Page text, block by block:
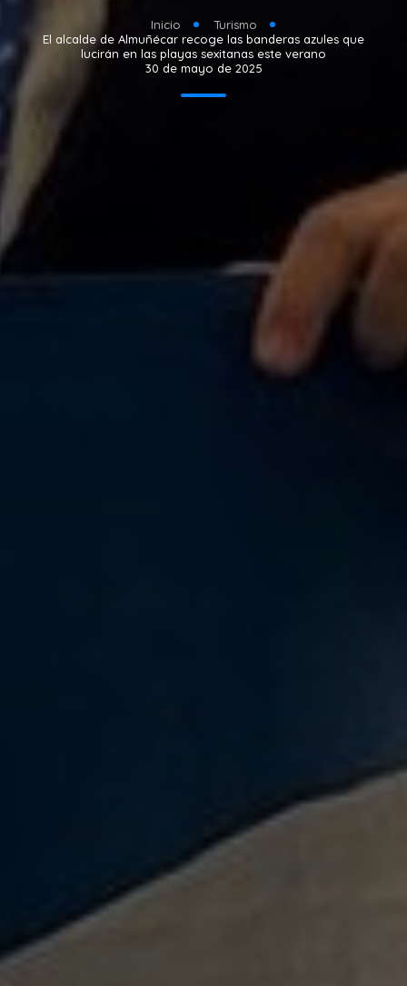
Inicio
Turismo
El alcalde de Almuñécar recoge las banderas azules que
lucirán en las playas sexitanas este verano
30 de mayo de 2025